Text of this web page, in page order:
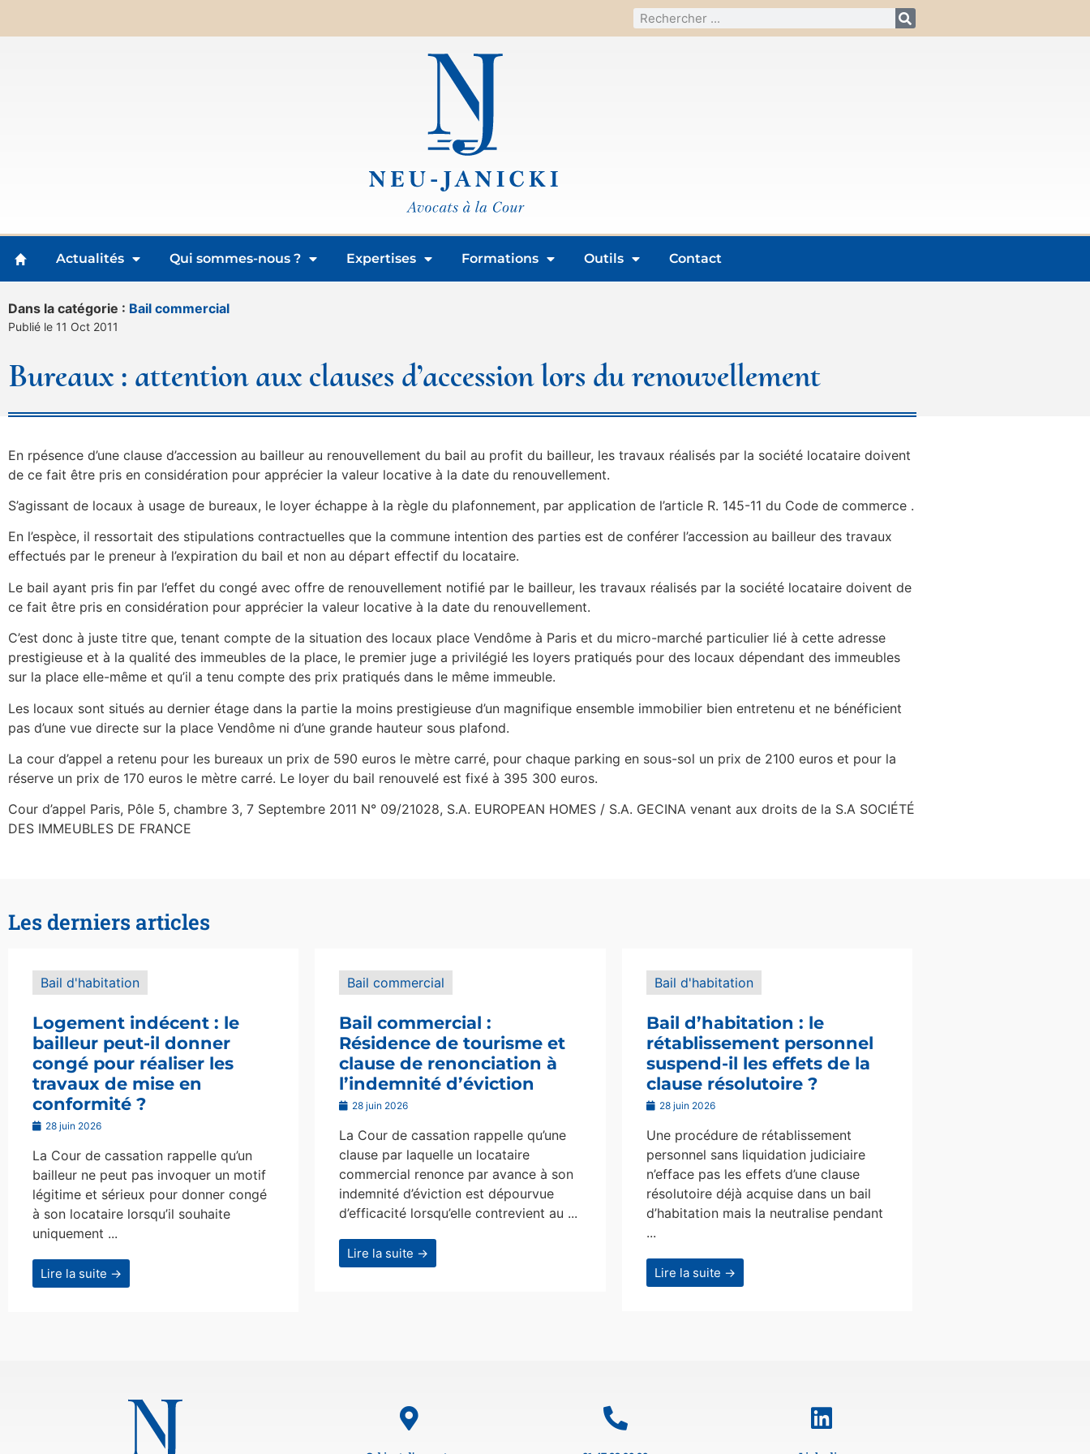
Actualités Qui sommes-nous ? Expertises Formations Outils Contact
Dans la catégorie : Bail commercial
Publié le 11 Oct 2011
Bureaux : attention aux clauses d’accession lors du renouvellement
En rpésence d’une clause d’accession au bailleur au renouvellement du bail au profit du bailleur, les travaux réalisés par la société locataire doivent
de ce fait être pris en considération pour apprécier la valeur locative à la date du renouvellement.
S’agissant de locaux à usage de bureaux, le loyer échappe à la règle du plafonnement, par application de l’article R. 145-11 du Code de commerce .
En l’espèce, il ressortait des stipulations contractuelles que la commune intention des parties est de conférer l’accession au bailleur des travaux
effectués par le preneur à l’expiration du bail et non au départ effectif du locataire.
Le bail ayant pris fin par l’effet du congé avec offre de renouvellement notifié par le bailleur, les travaux réalisés par la société locataire doivent de
ce fait être pris en considération pour apprécier la valeur locative à la date du renouvellement.
C’est donc à juste titre que, tenant compte de la situation des locaux place Vendôme à Paris et du micro-marché particulier lié à cette adresse
prestigieuse et à la qualité des immeubles de la place, le premier juge a privilégié les loyers pratiqués pour des locaux dépendant des immeubles
sur la place elle-même et qu’il a tenu compte des prix pratiqués dans le même immeuble.
Les locaux sont situés au dernier étage dans la partie la moins prestigieuse d’un magnifique ensemble immobilier bien entretenu et ne bénéficient
pas d’une vue directe sur la place Vendôme ni d’une grande hauteur sous plafond.
La cour d’appel a retenu pour les bureaux un prix de 590 euros le mètre carré, pour chaque parking en sous-sol un prix de 2100 euros et pour la
réserve un prix de 170 euros le mètre carré. Le loyer du bail renouvelé est fixé à 395 300 euros.
Cour d’appel Paris, Pôle 5, chambre 3, 7 Septembre 2011 N° 09/21028, S.A. EUROPEAN HOMES / S.A. GECINA venant aux droits de la S.A SOCIÉTÉ
DES IMMEUBLES DE FRANCE
Les derniers articles
Bail d'habitation
Logement indécent : le
bailleur peut-il donner
congé pour réaliser les
travaux de mise en
conformité ?
28 juin 2026
La Cour de cassation rappelle qu’un
bailleur ne peut pas invoquer un motif
légitime et sérieux pour donner congé
à son locataire lorsqu’il souhaite
uniquement ...
Lire la suite →
Bail commercial
Bail commercial :
Résidence de tourisme et
clause de renonciation à
l’indemnité d’éviction
28 juin 2026
La Cour de cassation rappelle qu’une
clause par laquelle un locataire
commercial renonce par avance à son
indemnité d’éviction est dépourvue
d’efficacité lorsqu’elle contrevient au ...
Lire la suite →
Bail d'habitation
Bail d’habitation : le
rétablissement personnel
suspend-il les effets de la
clause résolutoire ?
28 juin 2026
Une procédure de rétablissement
personnel sans liquidation judiciaire
n’efface pas les effets d’une clause
résolutoire déjà acquise dans un bail
d’habitation mais la neutralise pendant
...
Lire la suite →